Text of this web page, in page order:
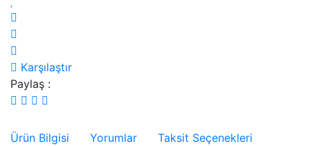
Karşılaştır
Paylaş :
Ürün Bilgisi Yorumlar
Taksit Seçenekleri